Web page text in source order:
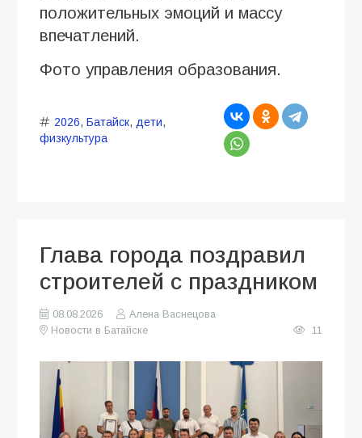
положительных эмоций и массу
впечатлений.
Фото управления образования.
2026, Батайск, дети,
физкультура
Глава города поздравил
строителей с праздником
08.08.2026
Алена Васнецова
Новости в Батайске
11